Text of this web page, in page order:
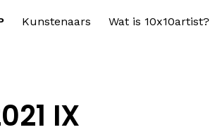
Kunstenaars Wat is 10x10artist?
IX